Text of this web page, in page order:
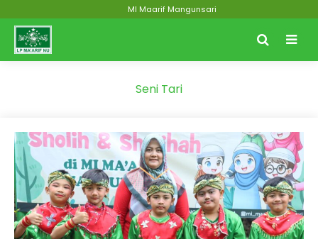
MI Maarif Mangunsari
Seni Tari